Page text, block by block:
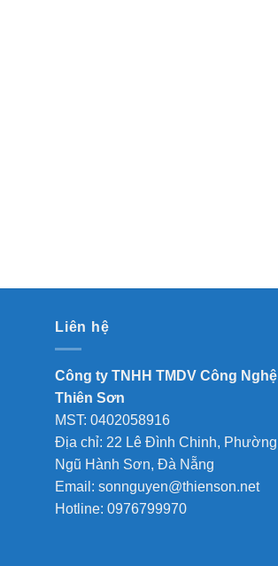
Liên hệ
Công ty TNHH TMDV Công Nghệ
Thiên Sơn
MST: 0402058916
Địa chỉ: 22 Lê Đình Chinh, Phường
Ngũ Hành Sơn, Đà Nẵng
Email: sonnguyen@thienson.net
Hotline: 0976799970